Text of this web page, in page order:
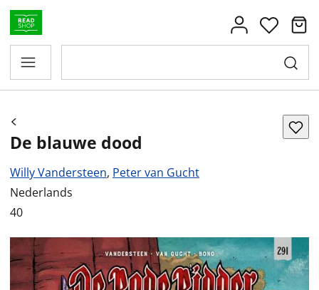
De blauwe dood
Willy Vandersteen, Peter van Gucht
Nederlands
40